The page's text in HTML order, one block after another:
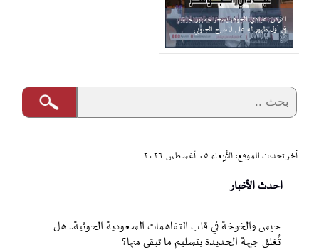
الأردن: عبادي الجوهر يسحر جمهور جرش
في أول ظهور له على المسرح الجنوبي
آخر تحديث للموقع: الأربعاء ٠٥ أغسطس ٢٠٢٦
احدث الأخبار
حيس والخوخة في قلب التفاهمات السعودية الحوثية.. هل
تُغلق جبهة الحديدة بتسليم ما تبقى منها؟